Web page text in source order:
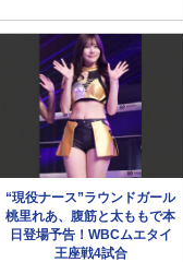
“現役ナース”ラウンドガール
桃里れあ、腹筋と太ももで本
日登場予告！WBCムエタイ
王座戦4試合